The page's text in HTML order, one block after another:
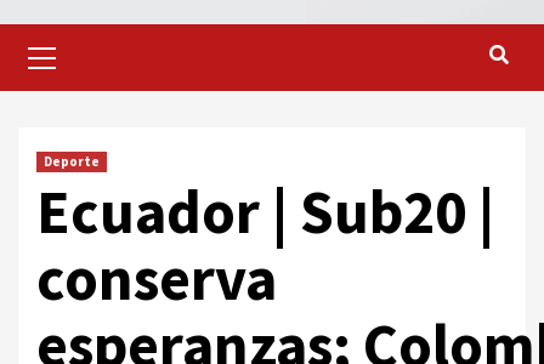
primario
Deporte
Ecuador | Sub20 |
conserva
esperanzas;